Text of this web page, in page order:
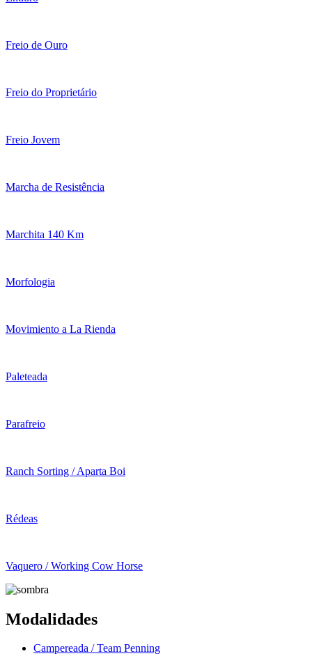
Freio de Ouro
Freio do Proprietário
Freio Jovem
Marcha de Resistência
Marchita 140 Km
Morfologia
Movimiento a La Rienda
Paleteada
Parafreio
Ranch Sorting / Aparta Boi
Rédeas
Vaquero / Working Cow Horse
Modalidades
Campereada / Team Penning